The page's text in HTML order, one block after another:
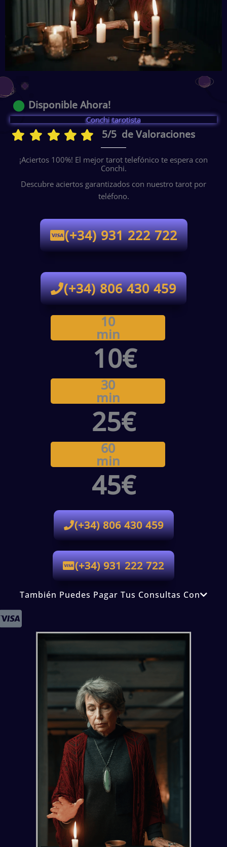
Disponible Ahora!
Conchi tarotista
5/5 de Valoraciones
¡Aciertos 100%! El mejor tarot telefónico te espera con
Conchi.
Descubre aciertos garantizados con nuestro tarot por
teléfono.
(+34) 931 222 722
(+34) 806 430 459
10
min
10€
30
min
25€
60
min
45€
(+34) 806 430 459
(+34) 931 222 722
También Puedes Pagar Tus Consultas Con